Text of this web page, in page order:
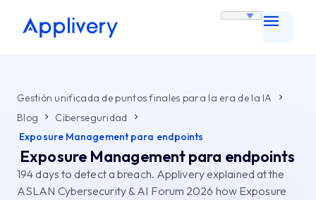
Gestión unificada de puntos finales para la era de la IA
Blog
Ciberseguridad
Exposure Management para endpoints
Exposure Management para endpoints
194 days to detect a breach. Applivery explained at the
ASLAN Cybersecurity & AI Forum 2026 how Exposure